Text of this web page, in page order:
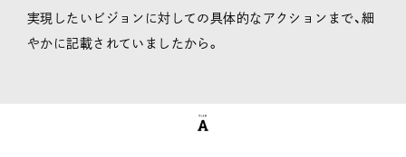
実現したいビジョンに対しての具体的なアクションまで、細
やかに記載されていましたから。